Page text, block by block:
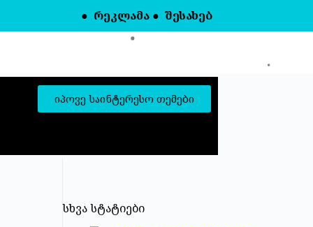
● რეკლამა● შესახებ
იპოვე საინტერესო თემები
სხვა სტატიები